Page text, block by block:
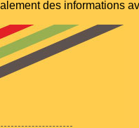
des informations